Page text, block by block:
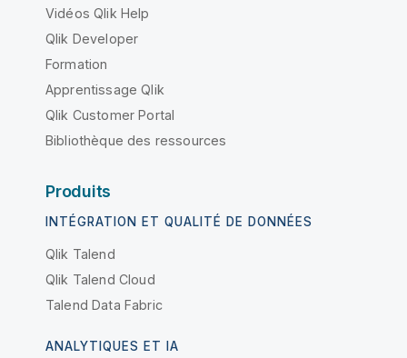
Vidéos Qlik Help
Qlik Developer
Formation
Apprentissage Qlik
Qlik Customer Portal
Bibliothèque des ressources
Produits
INTÉGRATION ET QUALITÉ DE DONNÉES
Qlik Talend
Qlik Talend Cloud
Talend Data Fabric
ANALYTIQUES ET IA